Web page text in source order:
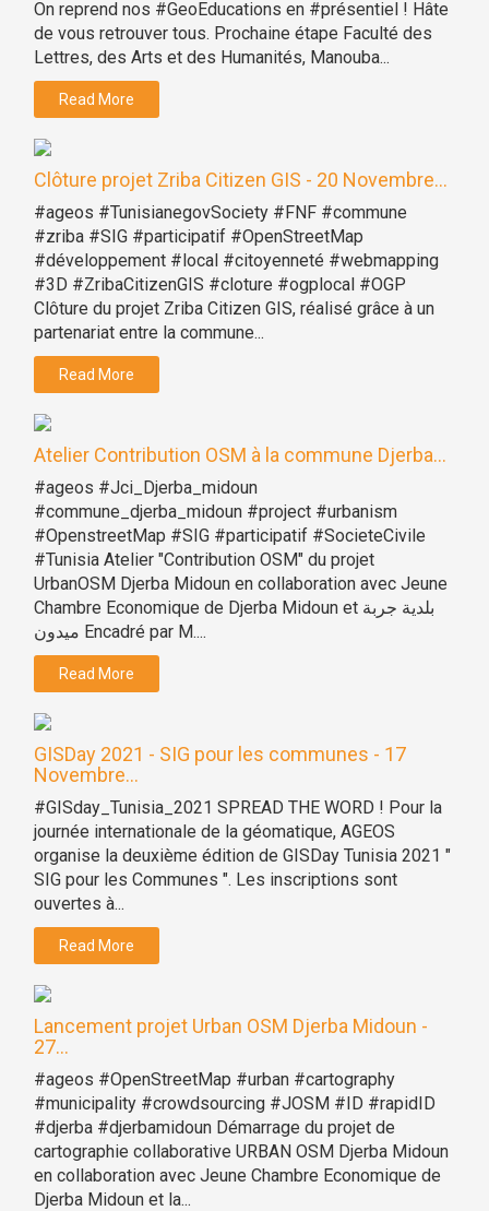
On reprend nos #GeoEducations en #présentiel ! Hâte
de vous retrouver tous. Prochaine étape Faculté des
Lettres, des Arts et des Humanités, Manouba...
Read More
Clôture projet Zriba Citizen GIS - 20 Novembre...
#ageos #TunisianegovSociety #FNF #commune
#zriba #SIG #participatif #OpenStreetMap
#développement #local #citoyenneté #webmapping
#3D #ZribaCitizenGIS #cloture #ogplocal #OGP
Clôture du projet Zriba Citizen GIS, réalisé grâce à un
partenariat entre la commune...
Read More
Atelier Contribution OSM à la commune Djerba...
#ageos #Jci_Djerba_midoun
#commune_djerba_midoun #project #urbanism
#OpenstreetMap #SIG #participatif #SocieteCivile
#Tunisia Atelier "Contribution OSM" du projet
UrbanOSM Djerba Midoun en collaboration avec Jeune
Chambre Economique de Djerba Midoun et بلدية جربة
ميدون Encadré par M....
Read More
GISDay 2021 - SIG pour les communes - 17
Novembre...
#GISday_Tunisia_2021 SPREAD THE WORD ! Pour la
journée internationale de la géomatique, AGEOS
organise la deuxième édition de GISDay Tunisia 2021 "
SIG pour les Communes ". Les inscriptions sont
ouvertes à...
Read More
Lancement projet Urban OSM Djerba Midoun -
27...
#ageos #OpenStreetMap #urban #cartography
#municipality #crowdsourcing #JOSM #ID #rapidID
#djerba #djerbamidoun Démarrage du projet de
cartographie collaborative URBAN OSM Djerba Midoun
en collaboration avec Jeune Chambre Economique de
Djerba Midoun et la...